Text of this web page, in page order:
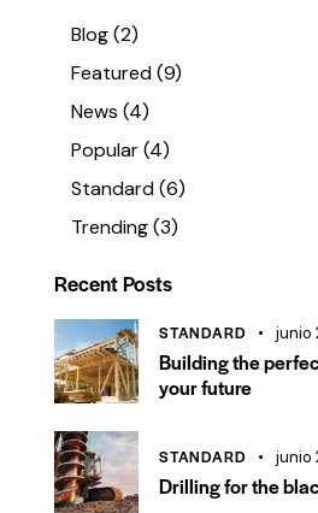
Blog(2)
Featured(9)
News (4)
Popular(4)
Standard(6)
Trending(3)
Recent Posts
STANDARD junio
Building the
your future
STANDARD junio
Drilling for the